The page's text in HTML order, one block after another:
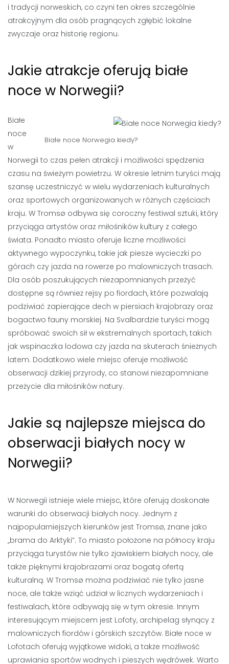
i tradycji norweskich, co czyni ten okres szczególnie
atrakcyjnym dla osób pragnących zgłębić lokalne
zwyczaje oraz historię regionu.
Jakie atrakcje oferują białe
noce w Norwegii?
Białe noce Norwegia kiedy?
Białe
noce
w
Norwegii to czas pełen atrakcji i możliwości spędzenia
czasu na świeżym powietrzu. W okresie letnim turyści mają
szansę uczestniczyć w wielu wydarzeniach kulturalnych
oraz sportowych organizowanych w różnych częściach
kraju. W Tromsø odbywa się coroczny festiwal sztuki, który
przyciąga artystów oraz miłośników kultury z całego
świata. Ponadto miasto oferuje liczne możliwości
aktywnego wypoczynku, takie jak piesze wycieczki po
górach czy jazda na rowerze po malowniczych trasach.
Dla osób poszukujących niezapomnianych przeżyć
dostępne są również rejsy po fiordach, które pozwalają
podziwiać zapierające dech w piersiach krajobrazy oraz
bogactwo fauny morskiej. Na Svalbardzie turyści mogą
spróbować swoich sił w ekstremalnych sportach, takich
jak wspinaczka lodowa czy jazda na skuterach śnieżnych
latem. Dodatkowo wiele miejsc oferuje możliwość
obserwacji dzikiej przyrody, co stanowi niezapomniane
przeżycie dla miłośników natury.
Jakie są najlepsze miejsca do
obserwacji białych nocy w
Norwegii?
W Norwegii istnieje wiele miejsc, które oferują doskonałe
warunki do obserwacji białych nocy. Jednym z
najpopularniejszych kierunków jest Tromsø, znane jako
„brama do Arktyki”. To miasto położone na północy kraju
przyciąga turystów nie tylko zjawiskiem białych nocy, ale
także pięknymi krajobrazami oraz bogatą ofertą
kulturalną. W Tromsø można podziwiać nie tylko jasne
noce, ale także wziąć udział w licznych wydarzeniach i
festiwalach, które odbywają się w tym okresie. Innym
interesującym miejscem jest Lofoty, archipelag słynący z
malowniczych fiordów i górskich szczytów. Białe noce w
Lofotach oferują wyjątkowe widoki, a także możliwość
uprawiania sportów wodnych i pieszych wędrówek. Warto